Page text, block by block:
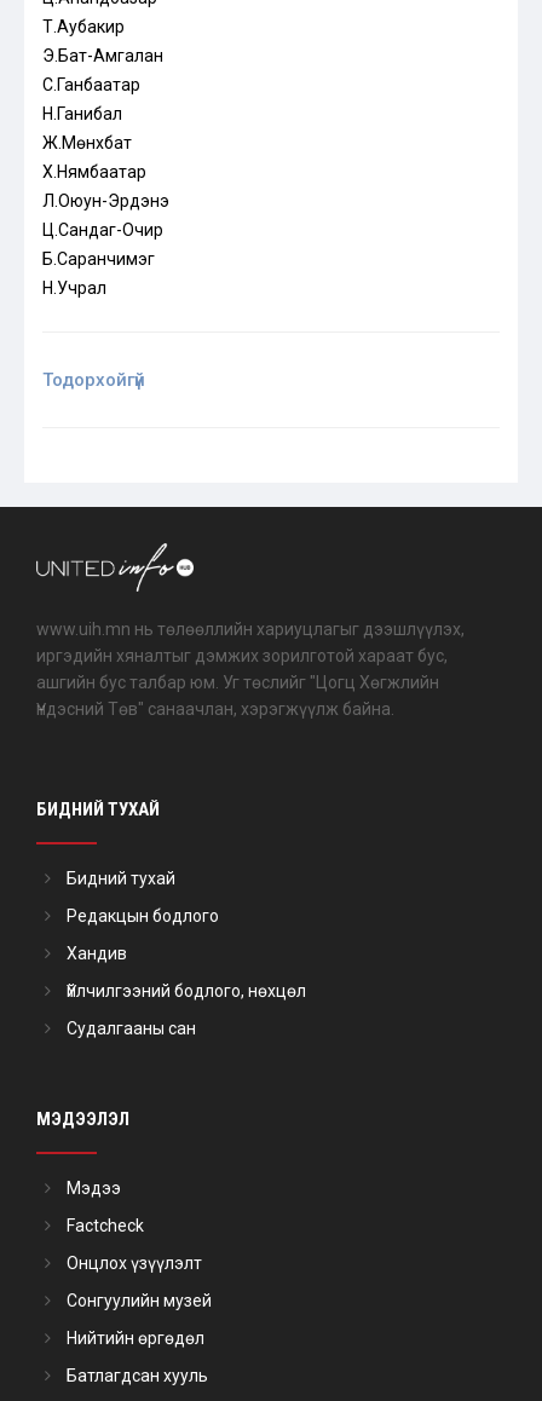
Т.Аубакир
Э.Бат-Амгалан
С.Ганбаатар
Н.Ганибал
Ж.Мөнхбат
Х.Нямбаатар
Л.Оюун-Эрдэнэ
Ц.Сандаг-Очир
Б.Саранчимэг
Н.Учрал
Тодорхойгүй
www.uih.mn нь төлөөллийн хариуцлагыг дээшлүүлэх,
иргэдийн хяналтыг дэмжих зорилготой хараат бус,
ашгийн бус талбар юм. Уг төслийг "Цогц Хөгжлийн
Үндэсний Төв" санаачлан, хэрэгжүүлж байна.
БИДНИЙ ТУХАЙ
Бидний тухай
Редакцын бодлого
Хандив
Үйлчилгээний бодлого, нөхцөл
Судалгааны сан
МЭДЭЭЛЭЛ
Мэдээ
Factcheck
Онцлох үзүүлэлт
Сонгуулийн музей
Нийтийн өргөдөл
Батлагдсан хууль